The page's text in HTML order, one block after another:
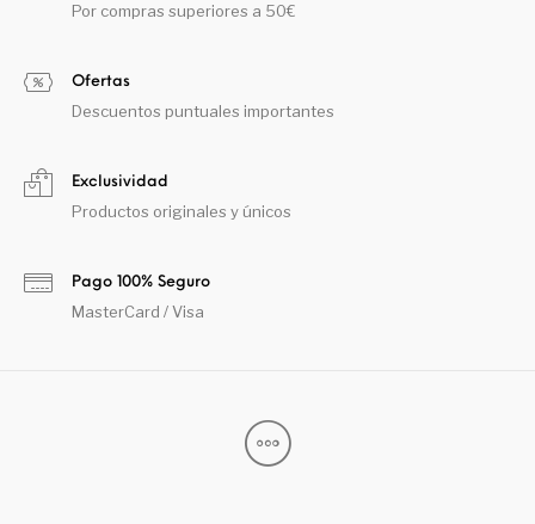
Por compras superiores a 50€
Ofertas
Descuentos puntuales importantes
Exclusividad
Productos originales y únicos
Pago 100% Seguro
MasterCard / Visa